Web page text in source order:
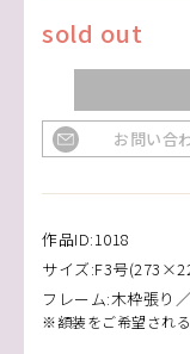
sold out
お問い合
作品ID:1018
サイズ:F3号
フレーム:木枠張り
※額装をご希望され